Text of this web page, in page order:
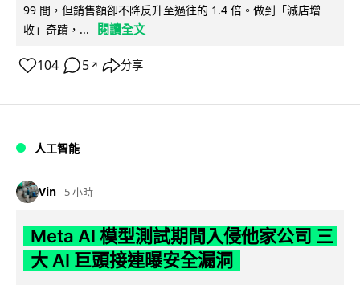
99 間，但銷售額卻不降反升至過往的 1.4 倍。做到「減店增
收」奇蹟，...
閱讀全文
104 5 ↗ 分享
人工智能
Vin 5 小時
Meta AI 模型測試期間入侵他家公司 三
大 AI 巨頭接連曝安全漏洞